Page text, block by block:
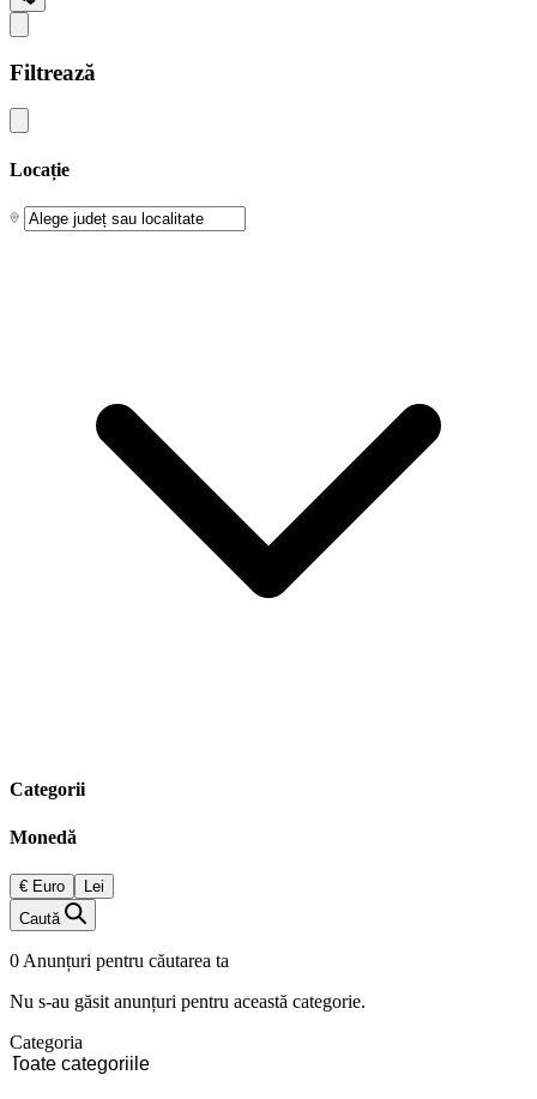
Filtrează
Locație
Categorii
Monedă
€ Euro
Lei
Caută
0 Anunțuri pentru căutarea ta
Nu s-au găsit anunțuri pentru această categorie.
Categoria